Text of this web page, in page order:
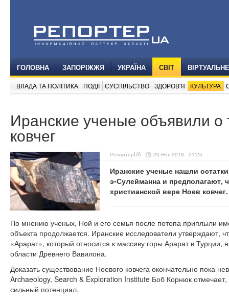
ГОЛОВНА ЗАПОРІЖЖЯ УКРАЇНА СВІТ
ВЛАДА ТА ПОЛІТИКА ПОДІЇ СУСПІЛЬСТВО ЗДОРОВ'Я КУЛЬТУРА
Иранские ученые объявили
ковчег
РепортерUA 20 Ноя 2018 - 21:25
Иранские ученые нашли
э-Сулейманна и предполагают,
христианской вере Ноев
По мнению ученых, Ной и его семья после потопа приплыли
объекта продолжается. Иранские исследователи утверждают,
«Арарат», который относится к массиву горы Арарат в
области Древнего Вавилона.
Доказать существование Ноевого ковчега окончательно пока
Archaeology, Search & Exploration Institute Боб Корнюк отмечает,
сильный потенциал.